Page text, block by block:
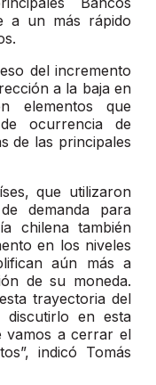
a un más rápido
del incremento
a la baja en
elementos que
ocurrencia de
de las principales
que utilizaron
demanda para
chilena también
en los niveles
aún más a
de su moneda.
trayectoria del
discutirlo en esta
vamos a cerrar el
indicó Tomás